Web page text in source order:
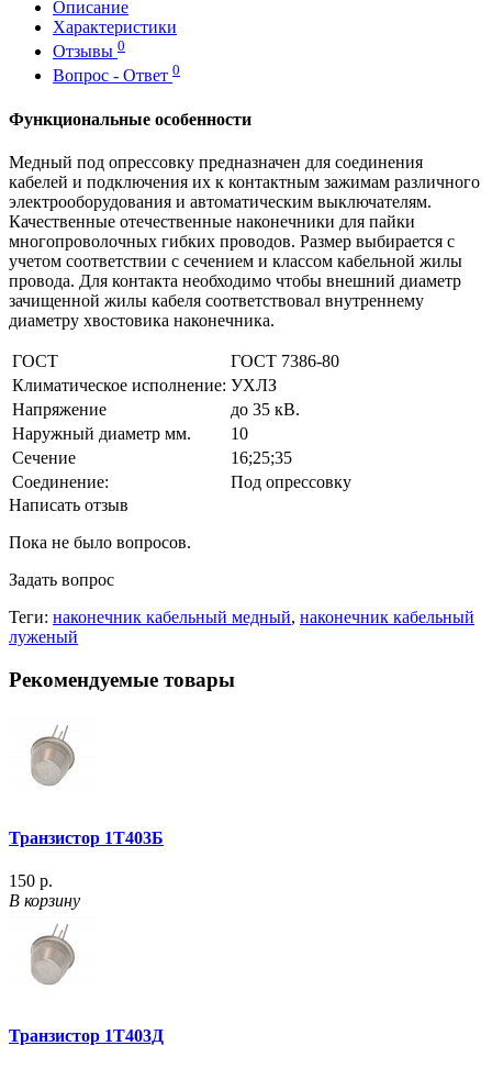
Описание
Характеристики
Отзывы 0
Вопрос - Ответ 0
Функциональные особенности
Медный под опрессовку предназначен для соединения
кабелей и подключения их к контактным зажимам различного
электрооборудования и автоматическим выключателям.
Качественные отечественные наконечники для пайки
многопроволочных гибких проводов. Размер выбирается с
учетом соответствии с сечением и классом кабельной жилы
провода. Для контакта необходимо чтобы внешний диаметр
зачищенной жилы кабеля соответствовал внутреннему
диаметру хвостовика наконечника.
ГОСТ
ГОСТ 7386-80
Климатическое исполнение: УХЛЗ
Напряжение
до 35 кВ.
Наружный диаметр мм.
10
Сечение
16;25;35
Соединение:
Под опрессовку
Написать отзыв
Пока не было вопросов.
Задать вопрос
Теги: наконечник кабельный медный, наконечник кабельный
луженый
Рекомендуемые товары
Транзистор 1Т403Б
150 р.
В корзину
Транзистор 1Т403Д